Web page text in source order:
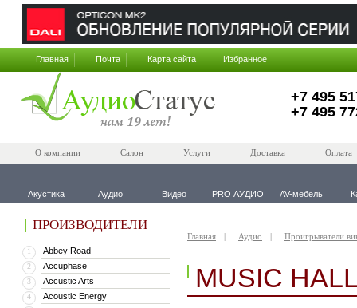
Главная Почта Карта сайта Избранное
+7 495
+7 495
О компании Салон Услуги Доставка Оплата
Акустика Аудио Видео PRO АУДИО AV-мебель
ПРОИЗВОДИТЕЛИ
1 Abbey Road
2 Accuphase
3 Accustic Arts
4 Acoustic Energy
Главная Аудио Проигрыватели
MUSIC